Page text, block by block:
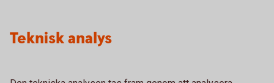
Teknisk analys